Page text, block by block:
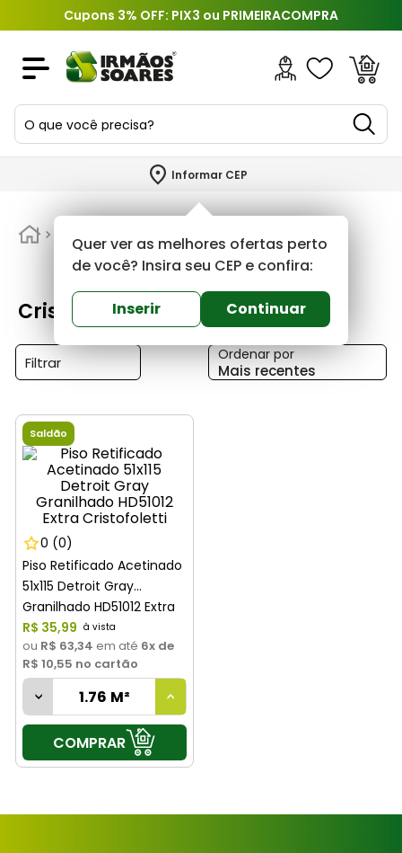
Cupons 3% OFF: PIX3 ou PRIMEIRACOMPRA
O que você precisa?
Informar CEP
Quer ver as melhores ofertas perto
de você? Insira seu CEP e confira:
Inserir Continuar
Cristofoletti
Cristofoletti
Ordenar por
Mais recentes
Filtrar
Saldão
0 (0)
Piso Retificado Acetinado
51x115 Detroit Gray
Granilhado HD51012 Extra
Cristofoletti
R$ 35,99
ou R$ 63,34 em até 6x de
R$ 10,55 no cartão
COMPRAR
TERMOS MAIS BUSCADOS
2º
porta
revestimento
argamassa
6º
telha
8º
cimento
9
vaso sanitário
janela